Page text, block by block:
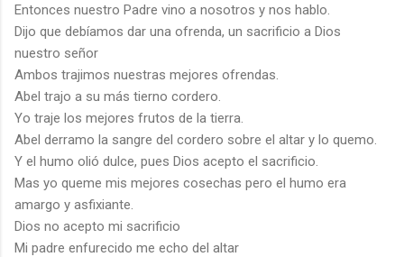
Entonces nuestro Padre vino a nosotros y nos hablo.
Dijo que debíamos dar una ofrenda, un sacrificio a Dios
nuestro señor
Ambos trajimos nuestras mejores ofrendas.
Abel trajo a su más tierno cordero.
Yo traje los mejores frutos de la tierra.
Abel derramo la sangre del cordero sobre el altar y lo quemo.
Y el humo olió dulce, pues Dios acepto el sacrificio.
Mas yo queme mis mejores cosechas pero el humo era
amargo y asfixiante.
Dios no acepto mi sacrificio
Mi padre enfurecido me echo del altar